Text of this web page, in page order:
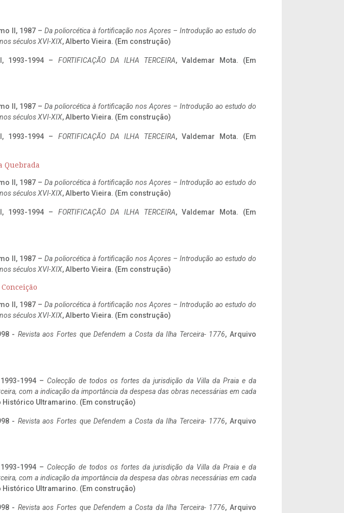
II, 1987 – Da poliorcética à fortificação nos Açores – Introdução ao estudo do
séculos XVI-XIX, Alberto Vieira. (Em construção)
1993-1994 – FORTIFICAÇÃO DA ILHA TERCEIRA, Valdemar Mota. (Em
II, 1987 – Da poliorcética à fortificação nos Açores – Introdução ao estudo do
séculos XVI-XIX, Alberto Vieira. (Em construção)
1993-1994 – FORTIFICAÇÃO DA ILHA TERCEIRA, Valdemar Mota. (Em
Quebrada
II, 1987 – Da poliorcética à fortificação nos Açores – Introdução ao estudo do
séculos XVI-XIX, Alberto Vieira. (Em construção)
1993-1994 – FORTIFICAÇÃO DA ILHA TERCEIRA, Valdemar Mota. (Em
II, 1987 – Da poliorcética à fortificação nos Açores – Introdução ao estudo do
séculos XVI-XIX, Alberto Vieira. (Em construção)
II, 1987 – Da poliorcética à fortificação nos Açores – Introdução ao estudo do
séculos XVI-XIX, Alberto Vieira. (Em construção)
- Revista aos Fortes que Defendem a Costa da Ilha Terceira- 1776, Arquivo
1994 – Colecção de todos os fortes da jurisdição da Villa da Praia e da
com a indicação da importância da despesa das obras necessárias em cada
Histórico Ultramarino. (Em construção)
- Revista aos Fortes que Defendem a Costa da Ilha Terceira- 1776, Arquivo
1994 – Colecção de todos os fortes da jurisdição da Villa da Praia e da
com a indicação da importância da despesa das obras necessárias em cada
Histórico Ultramarino. (Em construção)
- Revista aos Fortes que Defendem a Costa da Ilha Terceira- 1776, Arquivo